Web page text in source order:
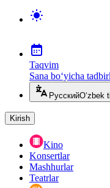
Taqvim
Sana bo‘yicha
РусскийO‘zbek
Kirish
Kino
Konsertlar
Mashhurlar
Teatrlar